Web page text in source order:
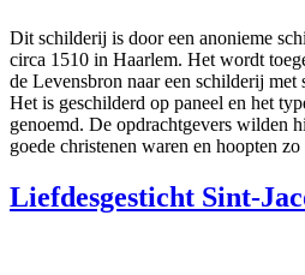
Dit schilderij is door een anonieme
circa 1510 in Haarlem. Het wordt
de Levensbron naar een schilderij met
Het is geschilderd op paneel en het
genoemd. De opdrachtgevers wilden
goede christenen waren en hoopten
Liefdesgesticht Sint-